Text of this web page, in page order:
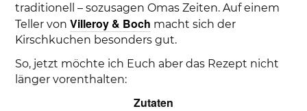
traditionell – sozusagen Omas Zeiten. Auf einem
Teller vonVilleroy & Boch macht sich der
Kirschkuchen besonders gut.
So, jetzt möchte ich Euch aber das Rezept nicht
länger vorenthalten:
Zutaten